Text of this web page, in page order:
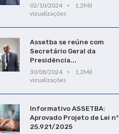
02/10/2024
1,2Mil
vizualizações
Assetba se reúne com
Secretário Geral da
Presidência...
30/08/2024
1,2Mil
vizualizações
Informativo ASSETBA:
Aprovado Projeto de Lei nº
25.921/2025